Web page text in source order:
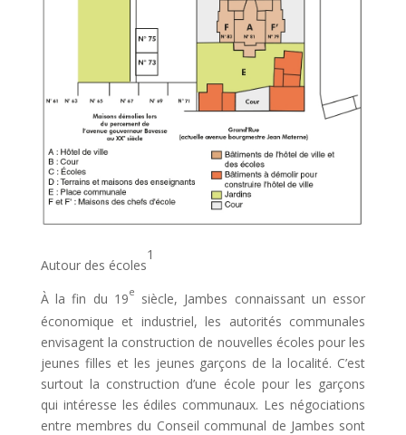
Autour des écoles
1
À la fin du 19e
siècle, Jambes connaissant un essor
économique et industriel, les autorités communales
envisagent la construction de nouvelles écoles pour les
jeunes filles et les jeunes garçons de la localité. C’est
surtout la construction d’une école pour les garçons
qui intéresse les édiles communaux. Les négociations
entre membres du Conseil communal de Jambes sont